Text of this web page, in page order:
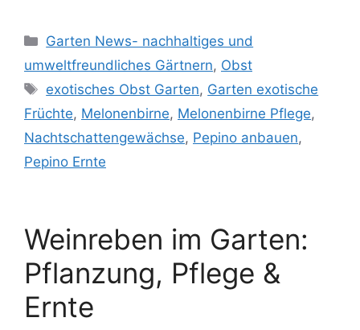
Kategorien
Garten News- nachhaltiges und
umweltfreundliches Gärtnern, Obst
Schlagwörter
exotisches Obst Garten, Garten exotische
Früchte, Melonenbirne, Melonenbirne Pflege,
Nachtschattengewächse, Pepino anbauen,
Pepino Ernte
Weinreben im Garten:
Pflanzung, Pflege &
Ernte